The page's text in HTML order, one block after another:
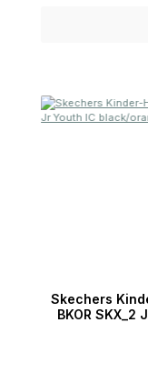
Skechers
BKOR